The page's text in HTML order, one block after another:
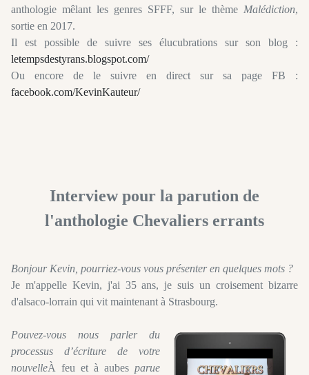
anthologie mêlant les genres SFFF, sur le thème Malédiction,
sortie en 2017.
Il est possible de suivre ses élucubrations sur son blog :
letempsdestyrans.blogspot.com/
Ou encore de le suivre en direct sur sa page FB :
facebook.com/KevinKauteur/
Interview pour la parution de
l'anthologie Chevaliers errants
Bonjour Kevin, pourriez-vous vous présenter en quelques mots ?
Je m'appelle Kevin, j'ai 35 ans, je suis un croisement bizarre
d'alsaco-lorrain qui vit maintenant à Strasbourg.
Pouvez-vous nous parler du
processus d’écriture de votre
nouvelleÀ feu et à aubes parue